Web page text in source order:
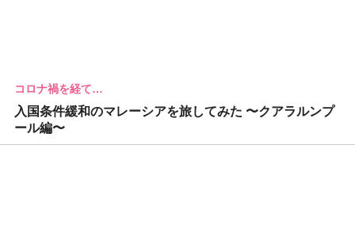
コロナ禍を経て…
入国条件緩和のマレーシアを旅してみた 〜クアラルンプ
ール編〜